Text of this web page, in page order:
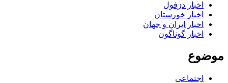
اخبار دزفول
اخبار خوزستان
اخبار ایران و جهان
اخبار گوناگون
اجتماعی